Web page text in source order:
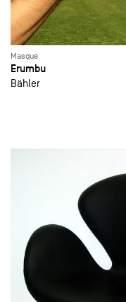
Masque
Erumbu
Bähler